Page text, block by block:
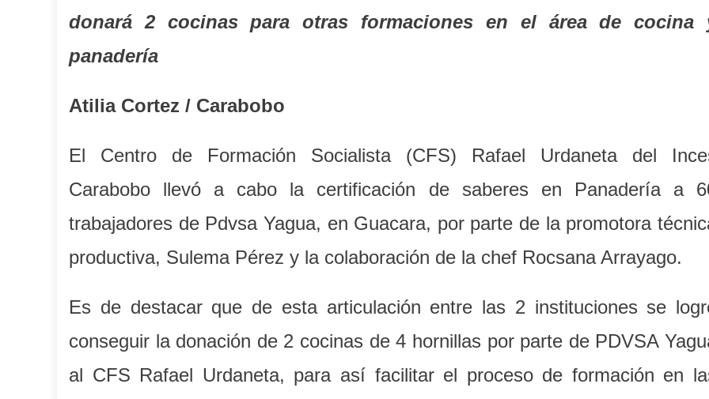
donará 2 cocinas para otras formaciones en el área de cocina
panadería
Atilia Cortez / Carabobo
El Centro de Formación Socialista (CFS) Rafael Urdaneta del
Carabobo llevó a cabo la certificación de saberes en Panadería a
trabajadores de Pdvsa Yagua, en Guacara, por parte de la promotora
productiva, Sulema Pérez y la colaboración de la chef Rocsana Arrayago.
Es de destacar que de esta articulación entre las 2 instituciones se
conseguir la donación de 2 cocinas de 4 hornillas por parte de PDVSA
al CFS Rafael Urdaneta, para así facilitar el proceso de formación en